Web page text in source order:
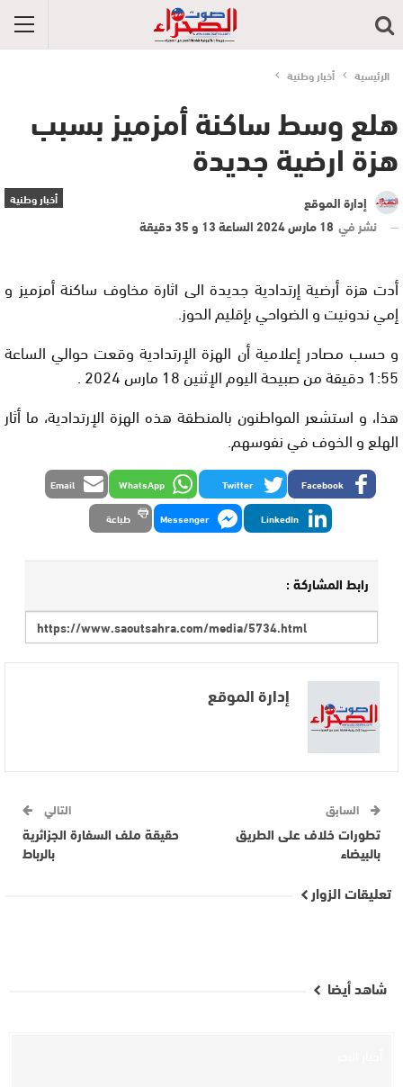
الرئيسية أخبار وطنية
هلع وسط ساكنة أمزميز بسبب
هزة ارضية جديدة
أخبار وطنية
إدارة الموقع
نشر في 18 مارس 2024 الساعة 13 و 35 دقيقة
أدت هزة أرضية إرتدادية جديدة الى اثارة مخاوف ساكنة أمزميز و
إمي ندونيت و الضواحي بإقليم الحوز.
و حسب مصادر إعلامية أن الهزة الإرتدادية وقعت حوالي الساعة
1:55 دقيقة من صبيحة اليوم الإثنين 18 مارس 2024 .
هذا، و استشعر المواطنون بالمنطقة هذه الهزة الإرتدادية، ما أثار
الهلع و الخوف في نفوسهم.
Facebook
Twitter
WhatsApp
Email
LinkedIn
Messenger طباعة
رابط المشاركة :
إدارة الموقع
السابق
تطورات خلاف على الطريق
بالبيضاء
التالي
حقيقة ملف السفارة الجزائرية
بالرباط
تعليقات الزوار
شاهد أيضا